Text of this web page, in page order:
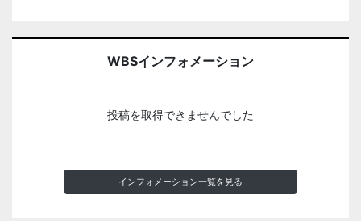
WBSインフォメーション
投稿を取得できませんでした
インフォメーション一覧を見る